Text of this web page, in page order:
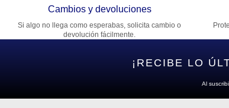
Cambios y devoluciones
Si algo no llega como esperabas, solicita cambio o
devolución fácilmente.
¡RECIBE LO
Al